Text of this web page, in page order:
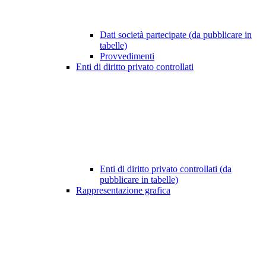
Dati società partecipate (da pubblicare in
tabelle)
Provvedimenti
Enti di diritto privato controllati
Enti di diritto privato controllati (da
pubblicare in tabelle)
Rappresentazione grafica